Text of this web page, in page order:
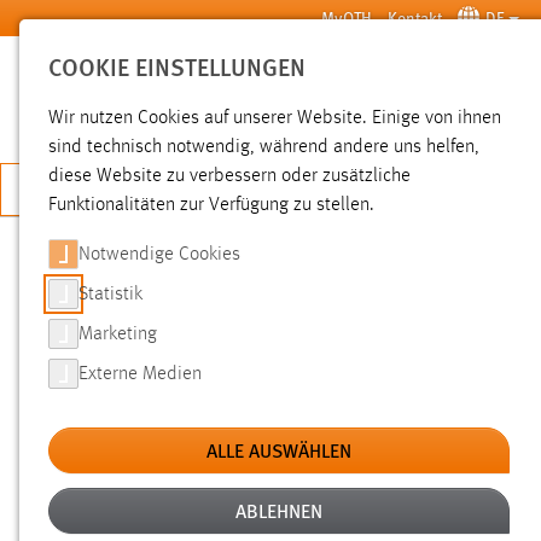
Zum Hauptinhalt springen MyOTH Kontakt DE
SUCHE
JETZT BEWERBEN
SUCHE
FILTER
Typ
Erstellungsdatum
COOKIE EINSTELLUNGEN
Wir nutzen Cookies auf unserer Website. Einige von ihnen
sind technisch notwendig, während andere uns helfen,
diese Website zu verbessern oder zusätzliche
Funktionalitäten zur Verfügung zu stellen.
Notwendige Cookies
Statistik
Marketing
Externe Medien
ALLE AUSWÄHLEN
ABLEHNEN